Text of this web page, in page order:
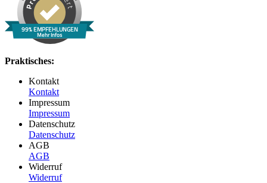
99% EMPFEHLUNGEN
Mehr Infos
Praktisches:
Kontakt
Kontakt
Impressum
Impressum
Datenschutz
Datenschutz
AGB
AGB
Widerruf
Widerruf